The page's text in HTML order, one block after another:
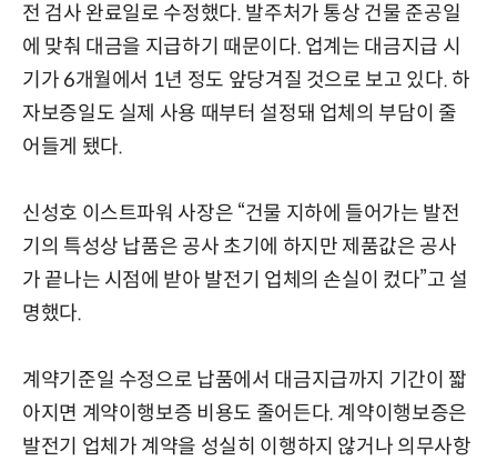
전 검사 완료일로 수정했다. 발주처가 통상 건물 준공일
에 맞춰 대금을 지급하기 때문이다. 업계는 대금지급 시
기가 6개월에서 1년 정도 앞당겨질 것으로 보고 있다. 하
자보증일도 실제 사용 때부터 설정돼 업체의 부담이 줄
어들게 됐다.
신성호 이스트파워 사장은 “건물 지하에 들어가는 발전
기의 특성상 납품은 공사 초기에 하지만 제품값은 공사
가 끝나는 시점에 받아 발전기 업체의 손실이 컸다”고 설
명했다.
계약기준일 수정으로 납품에서 대금지급까지 기간이 짧
아지면 계약이행보증 비용도 줄어든다. 계약이행보증은
발전기 업체가 계약을 성실히 이행하지 않거나 의무사항